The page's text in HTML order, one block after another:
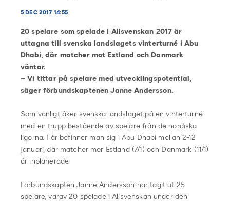
5 DEC 2017 14:55
20 spelare som spelade i Allsvenskan 2017 är
uttagna till svenska landslagets vinterturné i Abu
Dhabi, där matcher mot Estland och Danmark
väntar.
– Vi tittar på spelare med utvecklingspotential,
säger förbundskaptenen Janne Andersson.
Som vanligt åker svenska landslaget på en vinterturné
med en trupp bestående av spelare från de nordiska
ligorna. I år befinner man sig i Abu Dhabi mellan 2-12
januari, där matcher mor Estland (7/1) och Danmark (11/1)
är inplanerade.
Förbundskapten Janne Andersson har tagit ut 25
spelare, varav 20 spelade i Allsvenskan under den